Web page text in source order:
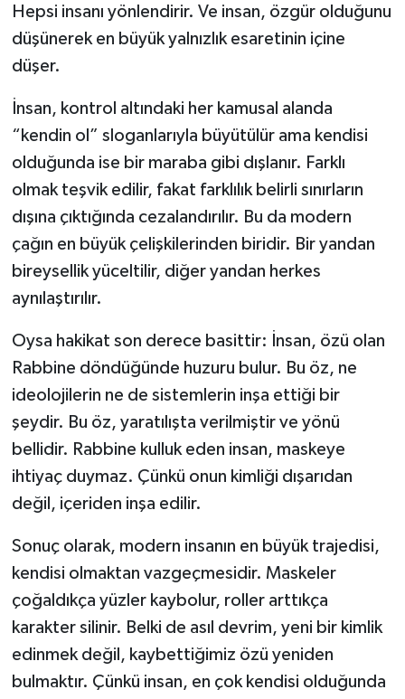
Hepsi insanı yönlendirir. Ve insan, özgür olduğunu
düşünerek en büyük yalnızlık esaretinin içine
düşer.
İnsan, kontrol altındaki her kamusal alanda
“kendin ol” sloganlarıyla büyütülür ama kendisi
olduğunda ise bir maraba gibi dışlanır. Farklı
olmak teşvik edilir, fakat farklılık belirli sınırların
dışına çıktığında cezalandırılır. Bu da modern
çağın en büyük çelişkilerinden biridir. Bir yandan
bireysellik yüceltilir, diğer yandan herkes
aynılaştırılır.
Oysa hakikat son derece basittir: İnsan, özü olan
Rabbine döndüğünde huzuru bulur. Bu öz, ne
ideolojilerin ne de sistemlerin inşa ettiği bir
şeydir. Bu öz, yaratılışta verilmiştir ve yönü
bellidir. Rabbine kulluk eden insan, maskeye
ihtiyaç duymaz. Çünkü onun kimliği dışarıdan
değil, içeriden inşa edilir.
Sonuç olarak, modern insanın en büyük trajedisi,
kendisi olmaktan vazgeçmesidir. Maskeler
çoğaldıkça yüzler kaybolur, roller arttıkça
karakter silinir. Belki de asıl devrim, yeni bir kimlik
edinmek değil, kaybettiğimiz özü yeniden
bulmaktır. Çünkü insan, en çok kendisi olduğunda